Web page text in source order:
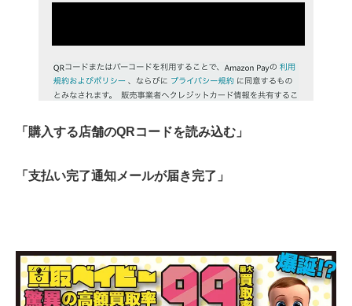
「購入する店舗のQRコードを読み込む」
「支払い完了通知メールが届き完了」